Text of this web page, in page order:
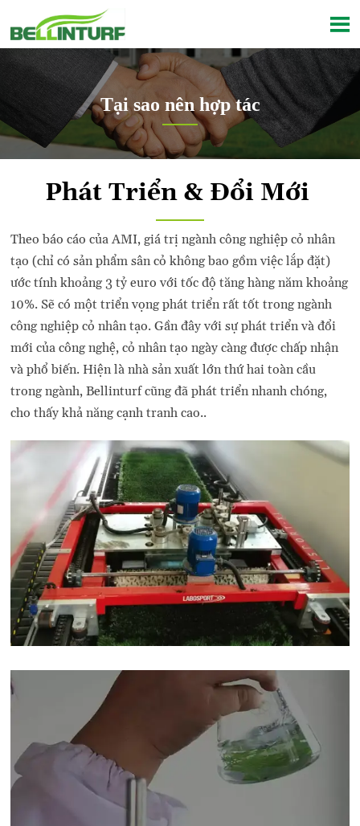

Tại sao nên hợp tác

Phát Triển & Đổi Mới
Theo báo cáo của AMI, giá trị ngành công nghiệp cỏ nhân
tạo (chỉ có sản phẩm sân cỏ không bao gồm việc lắp đặt)
ước tính khoảng 3 tỷ euro với tốc độ tăng hàng năm khoảng
10%. Sẽ có một triển vọng phát triển rất tốt trong ngành
công nghiệp cỏ nhân tạo. Gần đây với sự phát triển và đổi
mới của công nghệ, cỏ nhân tạo ngày càng được chấp nhận
và phổ biến. Hiện là nhà sản xuất lớn thứ hai toàn cầu
trong ngành, Bellinturf cũng đã phát triển nhanh chóng,
cho thấy khả năng cạnh tranh cao..